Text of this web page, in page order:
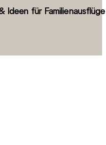
Ideen für Familienausflüge